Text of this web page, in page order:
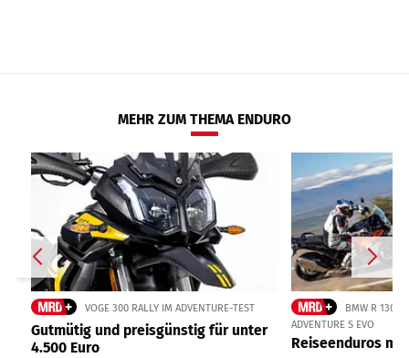
MEHR ZUM THEMA ENDURO
VOGE 300 RALLY IM ADVENTURE-TEST
Gutmütig und preisgünstig für unter
4.500 Euro
BMW R 1300
ADVENTURE S EVO
Reiseenduros